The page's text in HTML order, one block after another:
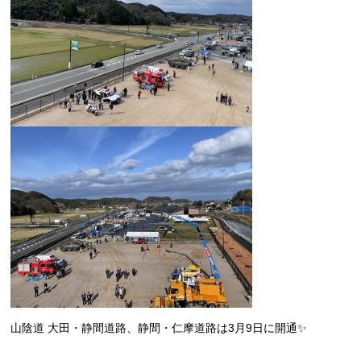
山陰道 大田・静間道路、静間・仁摩道路は3月9日に開通✨